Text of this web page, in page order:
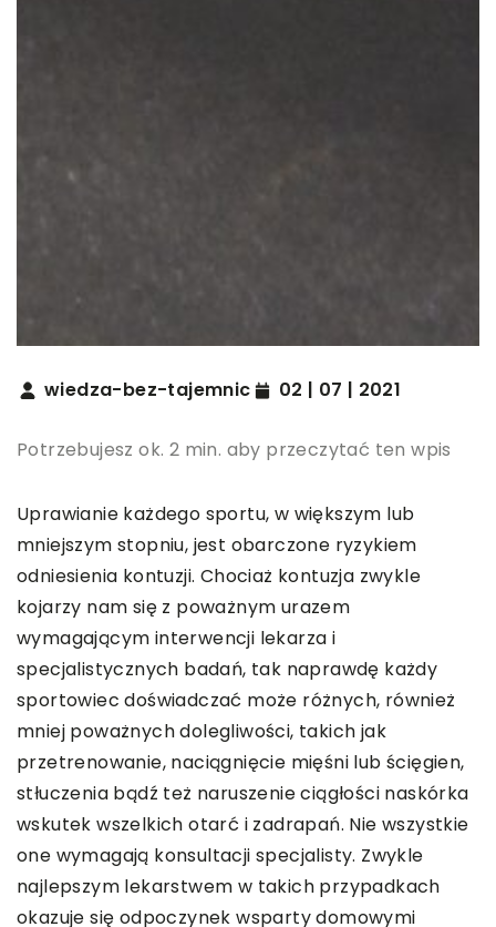
wiedza-bez-tajemnic 02 | 07 | 2021
Potrzebujesz ok. 2 min. aby przeczytać ten wpis
Uprawianie każdego sportu, w większym lub
mniejszym stopniu, jest obarczone ryzykiem
odniesienia kontuzji. Chociaż kontuzja zwykle
kojarzy nam się z poważnym urazem
wymagającym interwencji lekarza i
specjalistycznych badań, tak naprawdę każdy
sportowiec doświadczać może różnych, również
mniej poważnych dolegliwości, takich jak
przetrenowanie, naciągnięcie mięśni lub ścięgien,
stłuczenia bądź też naruszenie ciągłości naskórka
wskutek wszelkich otarć i zadrapań. Nie wszystkie
one wymagają konsultacji specjalisty. Zwykle
najlepszym lekarstwem w takich przypadkach
okazuje się odpoczynek wsparty domowymi